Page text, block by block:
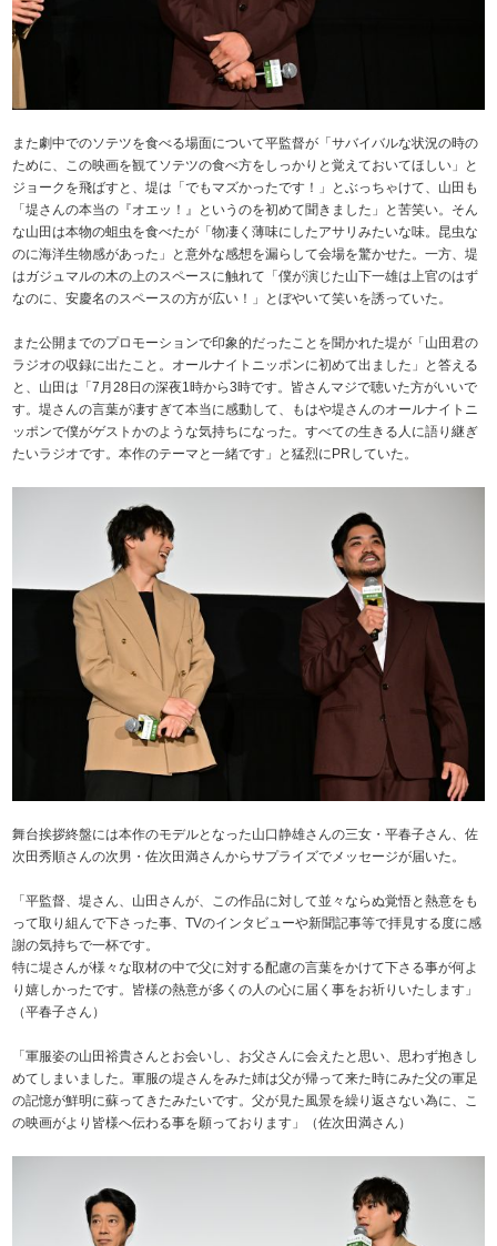
また劇中でのソテツを食べる場面について平監督が「サバイバルな状況の時の
ために、この映画を観てソテツの食べ方をしっかりと覚えておいてほしい」と
ジョークを飛ばすと、堤は「でもマズかったです！」とぶっちゃけて、山田も
「堤さんの本当の『オエッ！』というのを初めて聞きました」と苦笑い。そん
な山田は本物の蛆虫を食べたが「物凄く薄味にしたアサリみたいな味。昆虫な
のに海洋生物感があった」と意外な感想を漏らして会場を驚かせた。一方、堤
はガジュマルの木の上のスペースに触れて「僕が演じた山下一雄は上官のはず
なのに、安慶名のスペースの方が広い！」とぼやいて笑いを誘っていた。
また公開までのプロモーションで印象的だったことを聞かれた堤が「山田君の
ラジオの収録に出たこと。オールナイトニッポンに初めて出ました」と答える
と、山田は「7月28日の深夜1時から3時です。皆さんマジで聴いた方がいいで
す。堤さんの言葉が凄すぎて本当に感動して、もはや堤さんのオールナイトニ
ッポンで僕がゲストかのような気持ちになった。すべての生きる人に語り継ぎ
たいラジオです。本作のテーマと一緒です」と猛烈にPRしていた。
舞台挨拶終盤には本作のモデルとなった山口静雄さんの三女・平春子さん、佐
次田秀順さんの次男・佐次田満さんからサプライズでメッセージが届いた。
「平監督、堤さん、山田さんが、この作品に対して並々ならぬ覚悟と熱意をも
って取り組んで下さった事、TVのインタビューや新聞記事等で拝見する度に感
謝の気持ちで一杯です。
特に堤さんが様々な取材の中で父に対する配慮の言葉をかけて下さる事が何よ
り嬉しかったです。皆様の熱意が多くの人の心に届く事をお祈りいたします」
（平春子さん）
「軍服姿の山田裕貴さんとお会いし、お父さんに会えたと思い、思わず抱きし
めてしまいました。軍服の堤さんをみた姉は父が帰って来た時にみた父の軍足
の記憶が鮮明に蘇ってきたみたいです。父が見た風景を繰り返さない為に、こ
の映画がより皆様へ伝わる事を願っております」（佐次田満さん）